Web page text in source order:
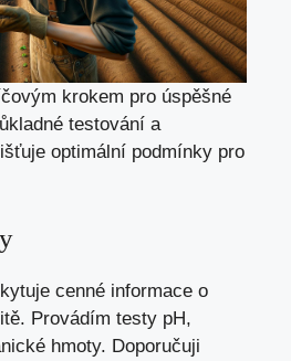
krokem pro úspěšné
testování a
optimální podmínky pro
cenné informace o
Provádím testy pH,
hmoty. Doporučuji